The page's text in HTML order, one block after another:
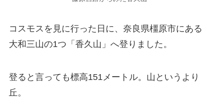
コスモスを見に行った日に、奈良県橿原市にある
大和三山の1つ「香久山」へ登りました。
登ると言っても標高151メートル。山というより
丘。